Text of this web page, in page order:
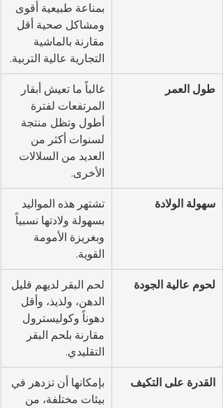
بمناعة طبيعية أقوى
ومشاكل صحية أقل
مقارنة بالماشية
التجارية عالية التربية.
طول العمر
غالباً ما تعيش أبقار
المرتفعات لفترة
أطول وتظل منتجة
لسنوات أكثر من
العديد من السلالات
الأخرى.
سهولة الولادة
تشتهر هذه المواليد
بسهولة ولادتها نسبياً
وبغريزة الأمومة
القوية.
لحوم عالية الجودة
لحم البقر لديهم قليل
الدهن، ولذيذ، وأقل
دهوناً وكوليسترول
مقارنة بلحم البقر
التقليدي.
القدرة على التكيف
بإمكانها أن تزدهر في
بيئات مختلفة، من